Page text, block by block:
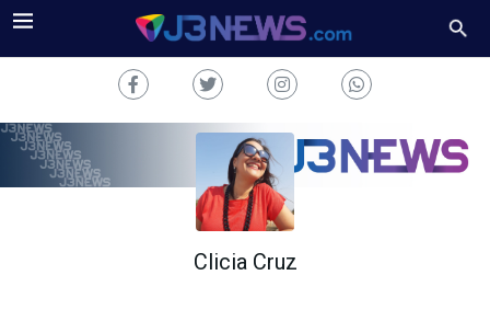
Clicia Cruz